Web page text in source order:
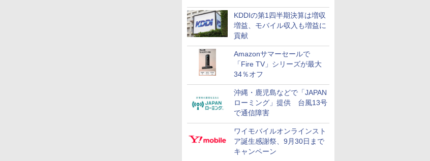
KDDIの第1四半期決算は増収
増益、モバイル収入も増益に
貢献
Amazonサマーセールで
「Fire TV」シリーズが最大
34％オフ
沖縄・鹿児島などで「JAPAN
ローミング」提供 台風13号
で通信障害
ワイモバイルオンラインスト
ア誕生感謝祭、9月30日まで
キャンペーン